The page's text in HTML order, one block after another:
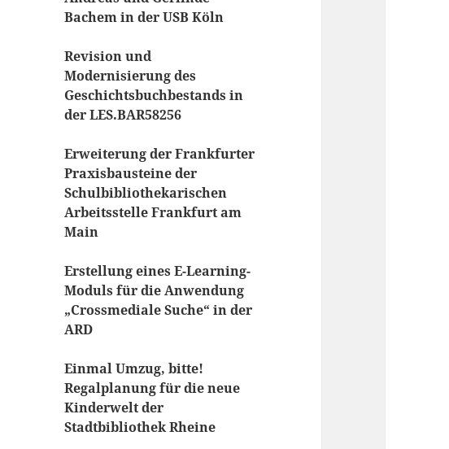
Bachem in der USB Köln
Revision und
Modernisierung des
Geschichtsbuchbestands in
der LES.BAR58256
Erweiterung der Frankfurter
Praxisbausteine der
Schulbibliothekarischen
Arbeitsstelle Frankfurt am
Main
Erstellung eines E-Learning-
Moduls für die Anwendung
„Crossmediale Suche“ in der
ARD
Einmal Umzug, bitte!
Regalplanung für die neue
Kinderwelt der
Stadtbibliothek Rheine